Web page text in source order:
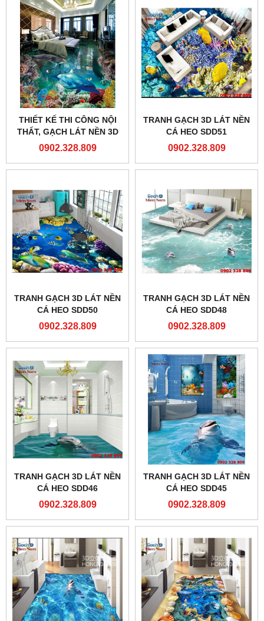
THIẾT KẾ THI CÔNG NỘI
THẤT, GẠCH LÁT NỀN 3D
ANH BÌNH LONG AN
0902.328.809
TRANH GẠCH 3D LÁT NỀN
CÁ HEO SDD51
0902.328.809
TRANH GẠCH 3D LÁT NỀN
CÁ HEO SDD50
0902.328.809
TRANH GẠCH 3D LÁT NỀN
CÁ HEO SDD48
0902.328.809
TRANH GẠCH 3D LÁT NỀN
CÁ HEO SDD46
0902.328.809
TRANH GẠCH 3D LÁT NỀN
CÁ HEO SDD45
0902.328.809